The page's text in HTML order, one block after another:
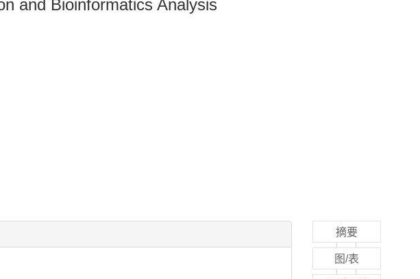
and Bioinformatics Analysis
摘要
图/表